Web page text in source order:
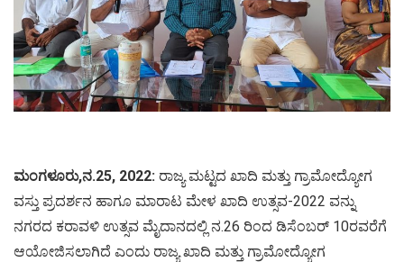
ಮಂಗಳೂರು,ನ.25, 2022: ರಾಜ್ಯ ಮಟ್ಟದ ಖಾದಿ ಮತ್ತು ಗ್ರಾಮೋದ್ಯೋಗ
ವಸ್ತು ಪ್ರದರ್ಶನ ಹಾಗೂ ಮಾರಾಟ ಮೇಳ ಖಾದಿ ಉತ್ಸವ-2022 ವನ್ನು
ನಗರದ ಕರಾವಳಿ ಉತ್ಸವ ಮೈದಾನದಲ್ಲಿ ನ.26 ರಿಂದ ಡಿಸೆಂಬರ್ 10ರವರೆಗೆ
ಆಯೋಜಿಸಲಾಗಿದೆ ಎಂದು ರಾಜ್ಯ ಖಾದಿ ಮತ್ತು ಗ್ರಾಮೋದ್ಯೋಗ